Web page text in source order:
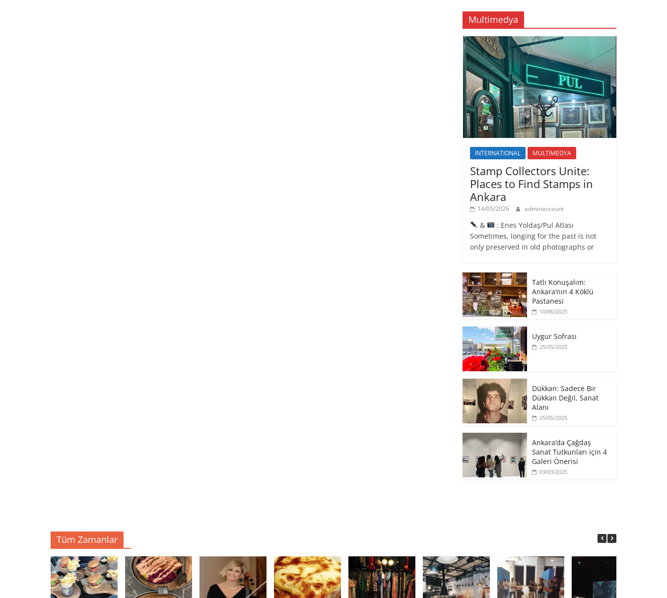
Multimedya
INTERNATIONAL MULTİMEDYA
Stamp Collectors Unite:
Places to Find Stamps in
Ankara
14/05/2026 adminaccount
&
: Enes Yoldaş/Pul Atlası
Sometimes, longing for the past is not
only preserved in old photographs or
Tatlı Konuşalım:
Ankara’nın 4 Köklü
Pastanesi
10/06/2025
Uygur Sofrası
25/05/2025
​Dükkan: Sadece Bir
Dükkan Değil, Sanat
Alanı
25/05/2025
Ankara’da Çağdaş
Sanat Tutkunları için 4
Galeri Önerisi
03/03/2025
Tüm Zamanlar